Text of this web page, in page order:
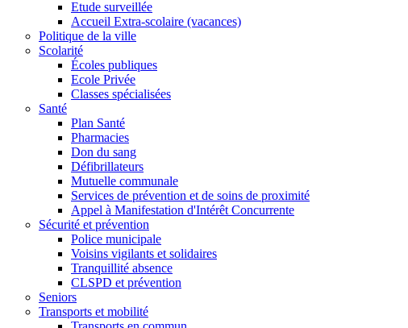
Etude surveillée
Accueil Extra-scolaire (vacances)
Politique de la ville
Scolarité
Écoles publiques
Ecole Privée
Classes spécialisées
Santé
Plan Santé
Pharmacies
Don du sang
Défibrillateurs
Mutuelle communale
Services de prévention et de soins de proximité
Appel à Manifestation d'Intérêt Concurrente
Sécurité et prévention
Police municipale
Voisins vigilants et solidaires
Tranquillité absence
CLSPD et prévention
Seniors
Transports et mobilité